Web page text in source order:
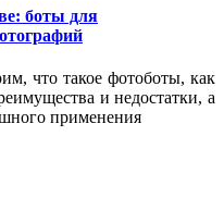
боты для
что такое фотоботы, как
и недостатки, а
применения